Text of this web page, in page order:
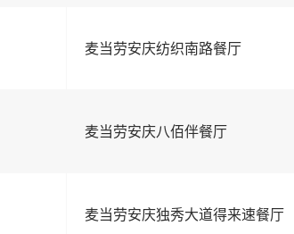
麦当劳安庆纺织南路餐厅
麦当劳安庆八佰伴餐厅
麦当劳安庆独秀大道得来速餐厅